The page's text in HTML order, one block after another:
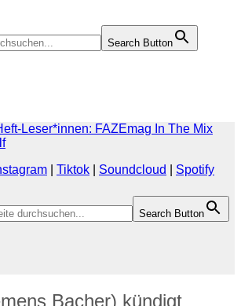
Search Button
Search Button
Leser*innen: FAZEmag In The Mix
Tiktok Soundcloud
Spotify
Bacher) kündigt